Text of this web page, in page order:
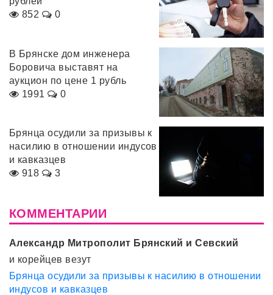
852
0
В Брянске дом инженера
Боровича выставят на
аукцион по цене 1 рубль
1991
0
Брянца осудили за призывы к
насилию в отношении индусов
и кавказцев
918
3
КОММЕНТАРИИ
Александр Митрополит Брянский и Севский
и корейцев везут
Брянца осудили за призывы к насилию в отношении
индусов и кавказцев